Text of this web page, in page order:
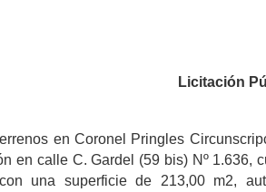
Licitación
en Coronel Pringles
en calle C. Gardel (59 bis) Nº 1.636,
una superficie de 213,00 m2,